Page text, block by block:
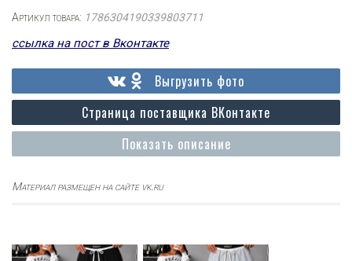
Артикул товара: 1786304190339803711
ссылка на пост в Вконтакте
Показать описание
Страница поставщика ВКонтакте
Выгрузить фото
Материал размещен на сайте vk.ru